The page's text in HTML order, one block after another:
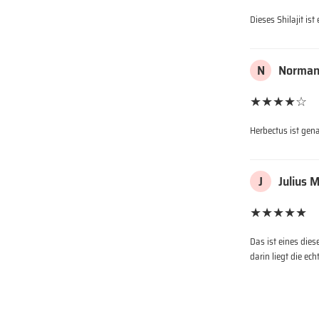
Dieses Shilajit ist
N
★★★★☆
Herbectus ist
J
Julius
★★★★★
Das ist eines
darin liegt die